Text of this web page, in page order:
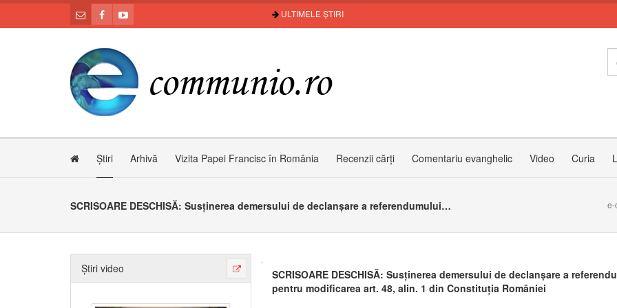
ULTIMELE ȘTIRI
Știri Arhivă Vizita Papei Francisc în România Recenzii cărți Comentariu evanghelic Video Curia
SCRISOARE DESCHISĂ: Susținerea demersului de declanșare a referendumului pentru modificarea art. 48, alin. 1 din Constituția României e-
Știri video
SCRISOARE DESCHISĂ: Susținerea demersului de declanșare a
pentru modificarea art. 48, alin. 1 din Constituția României